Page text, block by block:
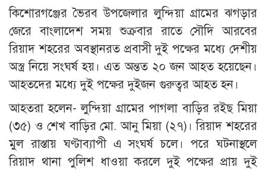
কিশোরগঞ্জের ভৈরব উপজেলার লুন্দিয়া গ্রামের ঝগড়ার
জেরে বাংলাদেশ সময় শুক্রবার রাতে সৌদি আরবের
রিয়াদ শহরের অবস্থানরত প্রবাসী দুই পক্ষের মধ্যে দেশীয়
অস্ত্র নিয়ে সংঘর্ষ হয়। এত অন্তত ২০ জন আহত হয়েছেন।
আহতদের মধ্যে দুই পক্ষের দুইজন গুরুত্বর আহত হন।
আহতরা হলেন- লুন্দিয়া গ্রামের পাগলা বাড়ির রইছ মিয়া
(৩৫) ও শেখ বাড়ির মো. আনু মিয়া (২৭)। রিয়াদ শহরের
মুল রাস্তায় ঘণ্টাব্যাপী এ সংঘর্ষ চলে। পরে ঘটনাস্থলে
রিয়াদ থানা পুলিশ ধাওয়া করলে দুই পক্ষের প্রায় দুই